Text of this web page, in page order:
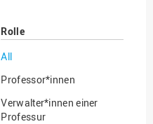
Rolle
All
Professor*innen
Verwalter*innen einer
Professur